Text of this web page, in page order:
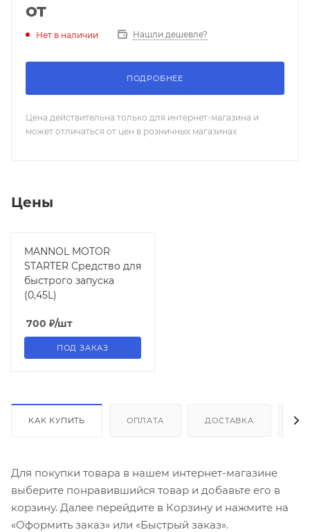
от
Нет в наличии Нашли дешевле?
ПОДРОБНЕЕ
Цена действительна только для интернет-магазина и
может отличаться от цен в розничных магазинах
Цены
MANNOL MOTOR
STARTER Средство для
быстрого запуска
(0,45L)
700 ₽/шт
ПОД ЗАКАЗ
КАК КУПИТЬ ОПЛАТА ДОСТАВКА
Для покупки товара в нашем интернет-магазине
выберите понравившийся товар и добавьте его в
корзину. Далее перейдите в Корзину и нажмите на
«Оформить заказ» или «Быстрый заказ».